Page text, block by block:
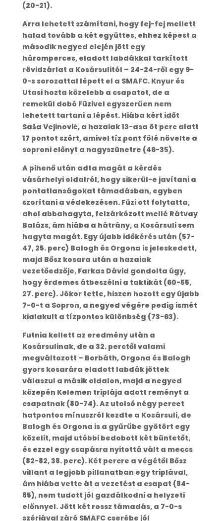
(20-21).
Arra lehetett számítani, hogy fej-fej mellett
halad tovább a két együttes, ehhez képest a
második negyed elején jött egy
háromperces, eladott labdákkal tarkított
rövidzárlat a Kosársulitól – 24-24-ről egy 9-
0-s sorozattal lépett el a SMAFC. Knyur és
Utasi hozta közelebb a csapatot, de a
remekül dobó Füzivel egyszerűen nem
lehetett tartani a lépést. Hiába kért időt
Saša Vejinović, a hazaiak 13-asa öt perc alatt
17 pontot szórt, amivel tíz pont fölé növelte a
soproni előnyt a nagyszünetre (46-35).
A pihenő után adta magát a kérdés
vásárhelyi oldalról, hogy sikerül-e javítani a
pontatlanságokat támadásban, egyben
szorítani a védekezésen. Füzi ott folytatta,
ahol abbahagyta, felzárkózott mellé Rátvay
Balázs, ám hiába a hátrány, a Kosársuli sem
hagyta magát. Egy újabb időkérés után (57-
47, 25. perc) Balogh és Orgona is jeleskedett,
majd Bősz kosara után a hazaiak
vezetőedzője, Farkas Dávid gondolta úgy,
hogy érdemes átbeszélni a taktikát (60-55,
27. perc). Jókor tette, hiszen hozott egy újabb
7-0-t a Sopron, a negyed végére pedig ismét
kialakult a tízpontos különbség (73-63).
Futnia kellett az eredmény után a
Kosársulinak, de a 32. perctől valami
megváltozott – Borbáth, Orgona és Balogh
gyors kosarára eladott labdák jöttek
válaszul a másik oldalon, majd a negyed
közepén Kelemen triplája adott reményt a
csapatnak (80-74). Az utolsó négy percet
hatpontos mínuszról kezdte a Kosársuli, de
Balogh és Orgona is a gyűrűbe gyötört egy
közelit, majd utóbbi bedobott két büntetőt,
és ezzel egy csapásra nyitottá vált a meccs
(82-82, 38. perc). Két percre a végétől Bősz
villant a legjobb pillanatban egy triplával,
ám hiába vette át a vezetést a csapat (84-
85), nem tudott jól gazdálkodni a helyzeti
előnnyel. Jött két rossz támadás, a 7-0-s
szériával záró SMAFC cserébe jól